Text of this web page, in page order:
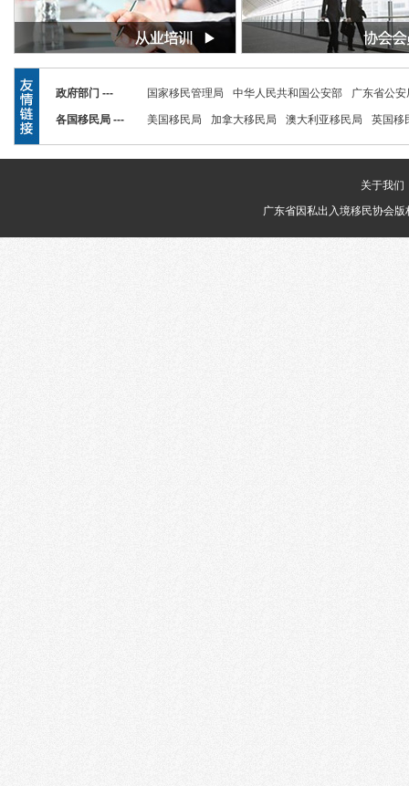
政府部门 --- 国家移民管理局 中华人民共和国公安部 广东省公
各国移民局 --- 美国移民局 加拿大移民局 澳大利亚移民局 英国移
关于我们
广东省因私出入境移民协会